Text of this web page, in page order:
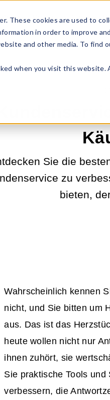
These cookies are used to
in order to improve
and other media. To find
when you visit this
Business Type
Sie die
zu
bieten,
Wahrscheinlich kennen
nicht, und Sie bitten um
aus. Das ist das
heute wollen nicht nur
ihnen zuhört, sie
Sie praktische Tools
verbessern, die